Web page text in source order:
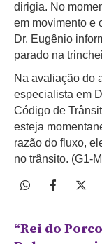
dirigia. No
em movimento e
Dr. Eugênio
parado na
Na avaliação do
especialista em
Código de
esteja
razão do fluxo,
no trânsito. (G1-
“Rei do